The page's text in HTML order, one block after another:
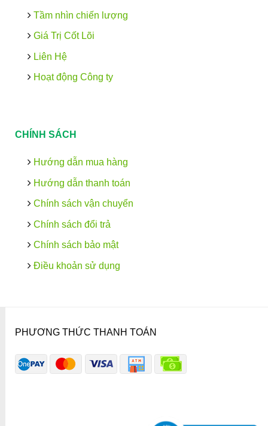
Tầm nhìn chiến lượng
Giá Trị Cốt Lõi
Liên Hệ
Hoạt động Công ty
CHÍNH SÁCH
Hướng dẫn mua hàng
Hướng dẫn thanh toán
Chính sách vận chuyển
Chính sách đổi trả
Chính sách bảo mật
Điều khoản sử dụng
PHƯƠNG THỨC THANH TOÁN